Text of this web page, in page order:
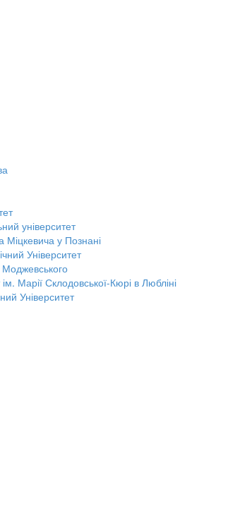
університет
Міцкевича у Познані
Університет
Моджевського
Марії Склодовської-Кюрі в Любліні
Університет